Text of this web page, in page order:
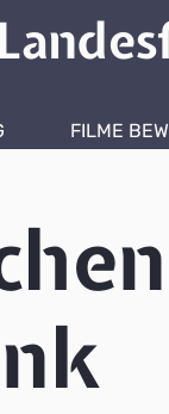
FILME